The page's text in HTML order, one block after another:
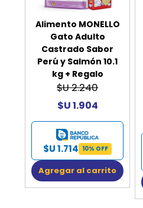
Alimento MONELLO
Gato Adulto
Castrado Sabor
Perú y Salmón 10.1
kg + Regalo
$U 2.240
$U 1.904
$U 1.714 10% OFF
Agregar al carrito